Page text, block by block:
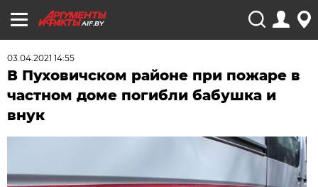
AIF.BY
03.04.2021 14:55
В Пуховичском районе при пожаре в
частном доме погибли бабушка и
внук